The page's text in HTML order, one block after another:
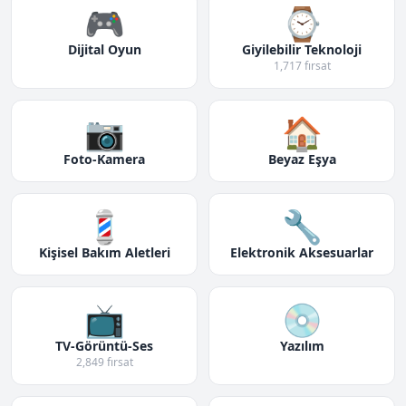
🎮
Dijital Oyun
⌚
Giyilebilir Teknoloji
1,717 fırsat
📷
Foto-Kamera
🏠
Beyaz Eşya
💈
Kişisel Bakım Aletleri
🔧
Elektronik Aksesuarlar
📺
TV-Görüntü-Ses
2,849 fırsat
💿
Yazılım